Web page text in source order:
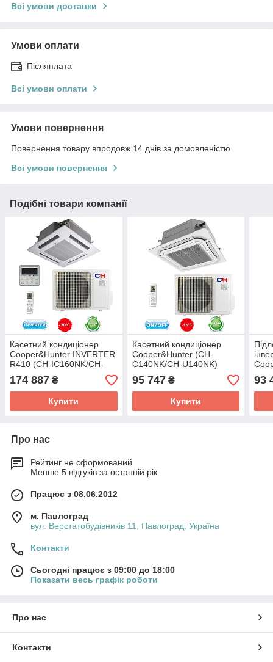
Всі умови доставки
Умови оплати
Післяплата
Всі умови оплати
Умови повернення
Повернення товару впродовж 14 днів за домовленістю
Всі умови повернення
Подібні товари компанії
Касетний кондиціонер
Cooper&Hunter INVERTER
R410 (CH-IC160NK/CH-
IU160NK)
174 887 ₴
Купити
Касетний кондиціонер
Cooper&Hunter (CH-
C140NK/CH-U140NK)
95 747₴
Купити
93
Про нас
Рейтинг не сформований
Менше 5 відгуків за останній рік
Працює з 08.06.2012
м. Павлоград
вул. Верстатобудівників 11, Павлоград, Україна
Контакти
Сьогодні працює з 09:00 до 18:00
Показати весь графік роботи
Про нас
Контакти